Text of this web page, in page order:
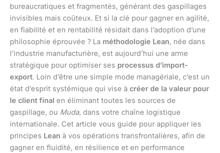
bureaucratiques et fragmentés, générant des gaspillages
invisibles mais coûteux. Et si la clé pour gagner en agilité,
en fiabilité et en rentabilité résidait dans l’adoption d’une
philosophie éprouvée ? La méthodologie Lean, née dans
l’industrie manufacturière, est aujourd’hui une arme
stratégique pour optimiser ses processus d’import-
export. Loin d’être une simple mode managériale, c’est un
état d’esprit systémique qui vise à créer de la valeur pour
le client final en éliminant toutes les sources de
gaspillage, ou Muda, dans votre chaîne logistique
internationale. Cet article vous guide pour appliquer les
principes Lean à vos opérations transfrontalières, afin de
gagner en fluidité, en résilience et en performance